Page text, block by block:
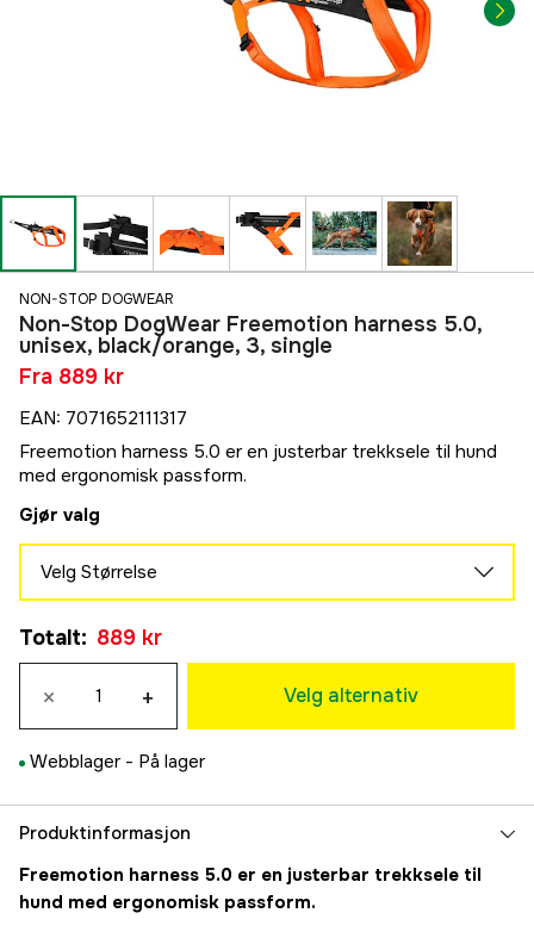
NON-STOP DOGWEAR
Non-Stop DogWear Freemotion harness 5.0,
unisex, black/orange, 3, single
Fra 889 kr
EAN: 7071652111317
Freemotion harness 5.0 er en justerbar trekksele til hund
med ergonomisk passform.
Gjør valg
Velg Størrelse
889 kr
4
889 kr
889 kr
889 kr
7
8
889 kr
Totalt: 889 kr
× + Velg alternativ
Webblager - På lager
Produktinformasjon
Freemotion harness 5.0 er en justerbar trekksele til
hund med ergonomisk passform.